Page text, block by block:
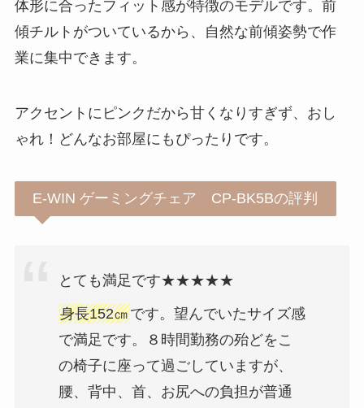
体形に合ったフィット感が特徴のモデルです。前
傾チルトがついているから、自然な前傾姿勢で作
業に集中できます。
アクセントにピンクだから甘くなりすぎず、おし
ゃれ！どんなお部屋にもぴったりです。
E-WIN ゲーミングチェア CP-BK5Bの評判
とても満足です★★★★★
身長152㎝です。望んでいたサイズ感
で満足です。８時間勤務の殆どをこ
の椅子に座って過ごしていますが、
腰、背中、首、お尻への負担が普通